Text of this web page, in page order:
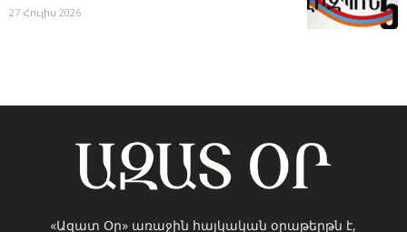
27 Հուլիս 2026
«Ազատ Օր» առաջին հայկական օրաթերթն է,